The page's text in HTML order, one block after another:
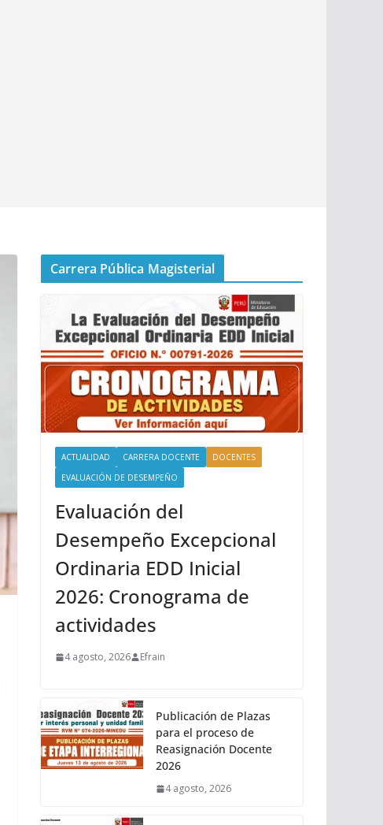
Carrera Pública Magisterial
ACTUALIDAD CARRERA DOCENTE
DOCENTES
EVALUACIÓN DE DESEMPEÑO
Evaluación del
Desempeño Excepcional
Ordinaria EDD Inicial
2026: Cronograma de
actividades
4 agosto, 2026 Efrain
Publicación de Plazas
para el proceso de
Reasignación Docente
2026
4 agosto, 2026